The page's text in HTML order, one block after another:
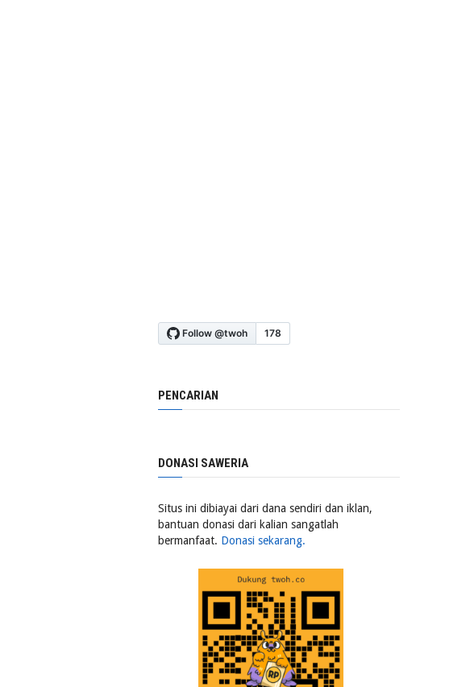
PENCARIAN
DONASI SAWERIA
Situs ini dibiayai dari dana sendiri dan iklan,
bantuan donasi dari kalian sangatlah
bermanfaat. Donasi sekarang.